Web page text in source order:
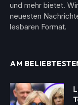
und mehr bietet.
neuesten
lesbaren Format.
AM